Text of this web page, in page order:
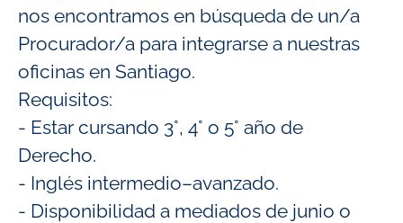
nos encontramos en búsqueda de un/a
Procurador/a para integrarse a nuestras
oficinas en Santiago.
Requisitos:
- Estar cursando 3°, 4° o 5° año de
Derecho.
- Inglés intermedio–avanzado.
- Disponibilidad a mediados de junio o